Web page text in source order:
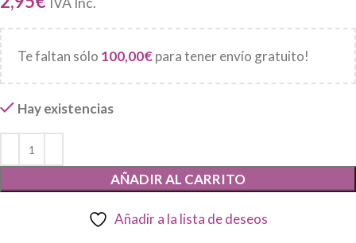
Te faltan sólo 100,00€para tener envío gratuito!
Hay existencias
AÑADIR AL CARRITO
Añadir a la lista de deseos